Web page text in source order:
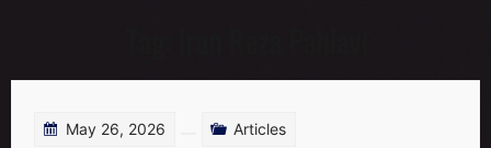
May 26, 2026 Articles